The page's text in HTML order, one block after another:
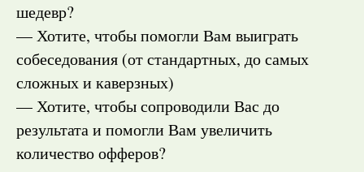
шедевр?
— Хотите, чтобы помогли Вам выиграть
собеседования (от стандартных, до самых
сложных и каверзных)
— Хотите, чтобы сопроводили Вас до
результата и помогли Вам увеличить
количество офферов?